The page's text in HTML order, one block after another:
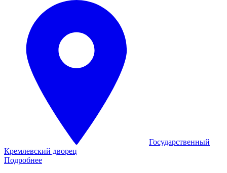
Государственный
Кремлевский дворец
Подробнее